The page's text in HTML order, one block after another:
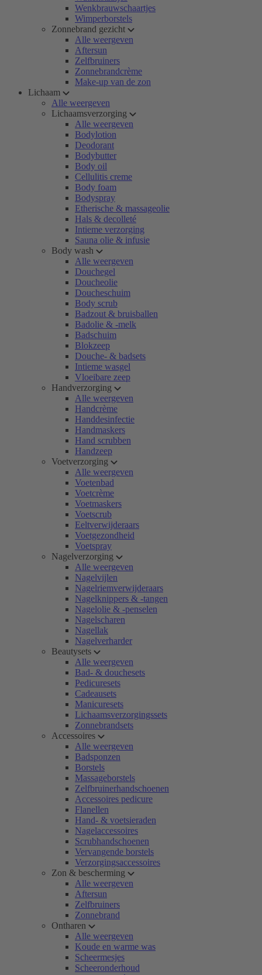
Wenkbrauwschaartjes
Wimperborstels
Zonnebrand gezicht
Alle weergeven
Aftersun
Zelfbruiners
Zonnebrandcrème
Make-up van de zon
Lichaam
Alle weergeven
Lichaamsverzorging
Alle weergeven
Bodylotion
Deodorant
Bodybutter
Body oil
Cellulitis creme
Body foam
Bodyspray
Etherische & massageolie
Hals & decolleté
Intieme verzorging
Sauna olie & infusie
Body wash
Alle weergeven
Douchegel
Doucheolie
Doucheschuim
Body scrub
Badzout & bruisballen
Badolie & -melk
Badschuim
Blokzeep
Douche- & badsets
Intieme wasgel
Vloeibare zeep
Handverzorging
Alle weergeven
Handcrème
Handdesinfectie
Handmaskers
Hand scrubben
Handzeep
Voetverzorging
Alle weergeven
Voetenbad
Voetcrème
Voetmaskers
Voetscrub
Eeltverwijderaars
Voetgezondheid
Voetspray
Nagelverzorging
Alle weergeven
Nagelvijlen
Nagelriemverwijderaars
Nagelknippers & -tangen
Nagelolie & -penselen
Nagelscharen
Nagellak
Nagelverharder
Beautysets
Alle weergeven
Bad- & douchesets
Pedicuresets
Cadeausets
Manicuresets
Lichaamsverzorgingssets
Zonnebrandsets
Accessoires
Alle weergeven
Badsponzen
Borstels
Massageborstels
Zelfbruinerhandschoenen
Accessoires pedicure
Flanellen
Hand- & voetsieraden
Nagelaccessoires
Scrubhandschoenen
Vervangende borstels
Verzorgingsaccessoires
Zon & bescherming
Alle weergeven
Aftersun
Zelfbruiners
Zonnebrand
Ontharen
Alle weergeven
Koude en warme was
Scheermesjes
Scheeronderhoud